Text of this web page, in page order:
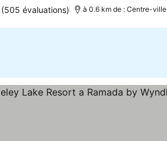
(505 évaluations) à 0.6 km de : Centre-ville